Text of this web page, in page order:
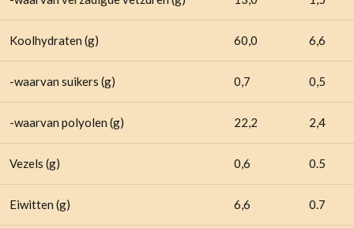
Koolhydraten (g) 60,0 6,6
-waarvan suikers (g) 0,7 0,5
-waarvan polyolen (g) 22,2 2,4
Vezels (g) 0,6 0.5
Eiwitten (g) 6,6 0.7